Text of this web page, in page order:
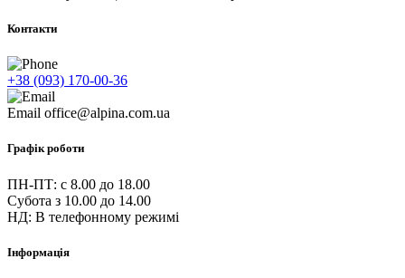
Контакти
+38 (093) 170-00-36
Email office@alpina.com.ua
Графік роботи
ПН-ПТ: c 8.00 до 18.00
Субота з 10.00 до 14.00
НД: В телефонному режимі
Інформація